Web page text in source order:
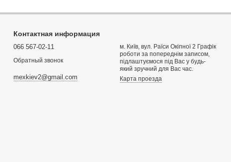
Контактная информация
066 567-02-11
Обратный звонок
mexkiev2@gmail.com
м. Київ, вул. Раїси Окіпної 2 Графік
роботи за попереднім записом,
підлаштуємося під Вас у будь-
який зручний для Вас час.
Карта проезда